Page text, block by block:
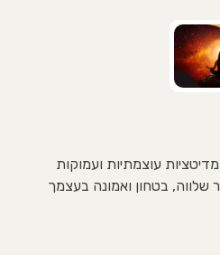
עוצמתיות ועמוקות
שלווה, בטחון ואמונה בעצמך